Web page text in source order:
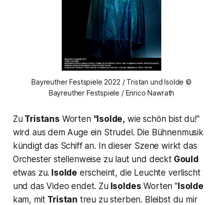
Bayreuther Festspiele 2022 / Tristan und Isolde ©
Bayreuther Festspiele / Enrico Nawrath
ZuTristans Worten "Isolde, wie schön bist du!"
wird aus dem Auge ein Strudel. Die Bühnenmusik
kündigt das Schiff an. In dieser Szene wirkt das
Orchester stellenweise zu laut und decktGould
etwas zu. Isolde erscheint, die Leuchte verlischt
und das Video endet. ZuIsoldes Worten"Isolde
kam, mit Tristan treu zu sterben. Bleibst du mir